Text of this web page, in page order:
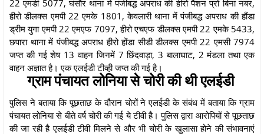
22 एमडी 5077, घंसौर थाना में पंजीबद्ध अपराध की हीरो पैशन प्रो बिना नंबर,
हीरो डीलक्स एमपी 22 एमके 1801, केवलारी थाना में पंजीबद्ध अपराध की हौंडा
ड्रीम युगा एमपी 22 एमएफ 7097, हीरो एचएफ डीलक्स एमपी 22 एमके 5433,
छपारा थाना में पंजीबद्ध अपराध हीरो होंडा सीडी डीलक्स एमपी 22 एमसी 7974
जप्त की गई शेष 13 वाहन जिनमें 7 छिंदवाड़ा, 3 बालाघाट, 2 मंडला तथा एक
वाहन अज्ञात है। एक एलईडी टीव्ही जप्त की गई है।
ग्राम पंचायत लोनिया से चोरी की थी एलईडी
पुलिस ने बताया कि पूछताछ के दौरान चोरों ने एलईडी के संबंध में बताया कि ग्राम
पंचायत लोनिया से बीते वर्ष चोरी की गई ये टीवी है। पुलिस द्वारा आरोपियों से पूछताछ
की जा रही है एलईडी टीवी मिलने से और भी चोरी के खुलासा होने की संभावनाएं